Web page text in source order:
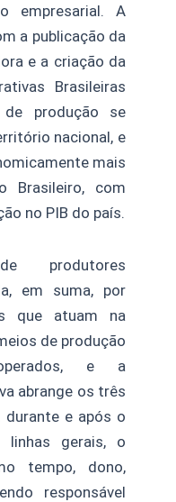
empresarial. A
a publicação da
e a criação da
Brasileiras
de produção se
nacional, e
mais
Brasileiro, com
no PIB do país.
produtores
em suma, por
que atuam na
de produção
e a
abrange os três
e após o
linhas gerais, o
tempo, dono,
responsável